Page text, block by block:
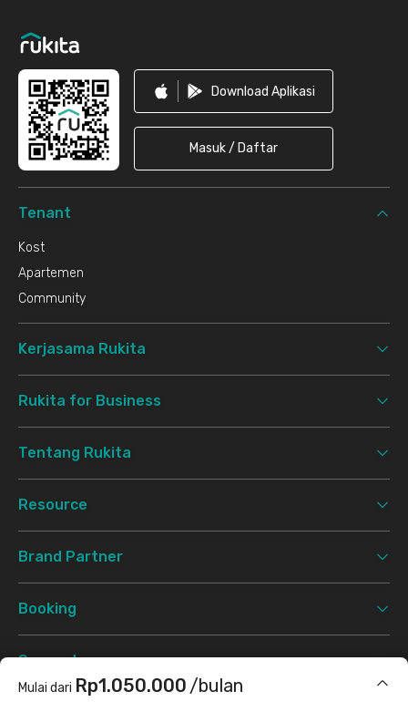
Mulai dari Rp1.050.000 /bulan
Download Aplikasi
Masuk / Daftar
Tenant
Kost
Apartemen
Community
Kerjasama Rukita
Rukita for Business
Tentang Rukita
Resource
Brand Partner
Booking
Support